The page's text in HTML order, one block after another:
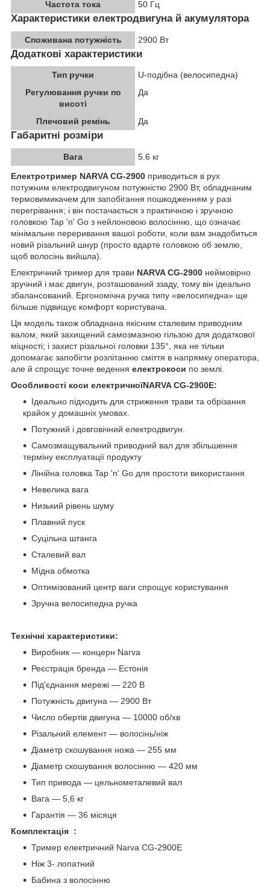
Частота тока
50 Гц
Характеристики електродвигуна й акумулятора
Споживана потужність 2900 Вт
Додаткові характеристики
Тип ручки
U-подібна (велосипедна)
Регулювання ручки по
висоті
Да
Плечовий ремінь Да
Габаритні розміри
Вага
5.6 кг
Електротример NARVA CG-2900 приводиться в рух
потужним електродвигуном потужністю 2900 Вт, обладнаним
термовимикачем для запобігання пошкодженням у разі
перегрівання; і він постачається з практичною і зручною
головкою Tap 'n' Go з нейлоновою волосінню, що означає
мінімальне переривання вашої роботи, коли вам знадобиться
новий різальний шнур (просто вдарте головкою об землю,
щоб волосінь вийшла).
Електричний тример для трави NARVA CG-2900 неймовірно
зручний і має двигун, розташований ззаду, тому він ідеально
збалансований. Ергономічна ручка типу «велосипедна» ще
більше підвищує комфорт користувача.
Ця модель також обладнана якісним сталевим приводним
валом, який захищений самозмазною гільзою для додаткової
міцності; і захист різальної головки 135°, яка не тільки
допомагає запобігти розлітанню сміття в напрямку оператора,
але й спрощує точне ведення електрокоси по землі.
Особливості коси електричноїNARVA CG-2900Е:
Ідеально підходить для стриження трави та обрізання
крайок у домашніх умовах.
Потужний і довговічний електродвигун.
Самозмащувальний приводний вал для збільшення
терміну експлуатації продукту
Лінійна головка Tap 'n' Go для простоти використання
Невелика вага
Низький рівень шуму
Плавний пуск
Суцільна штанга
Сталевий вал
Мідна обмотка
Оптимізований центр ваги спрощує користування
Зручна велосипедна ручка
Технічні характеристики:
Виробник — концерн Narva
Реєстрація бренда — Естонія
Під'єднання мережі — 220 В
Потужність двигуна — 2900 Вт
Число обертів двигуна — 10000 об/хв
Різальний елемент — волосінь/ніж
Діаметр скошування ножа — 255 мм
Діаметр скошування волосінню — 420 мм
Тип привода — цельнометалевий вал
Вага — 5,6 кг
Гарантія — 36 місяця
Комплектація :
Тример електричний Narva CG-2900E
Ніж 3- лопатний
Бабина з волосінню